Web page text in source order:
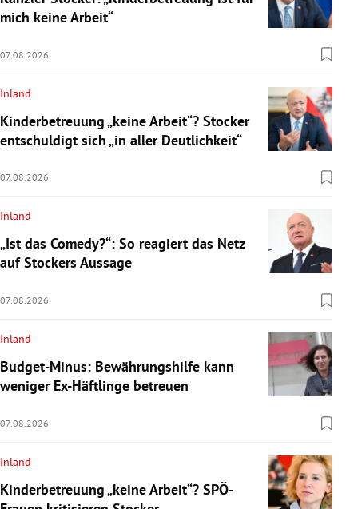
mich keine Arbeit“
07.08.2026
Inland
Kinderbetreuung „keine Arbeit“? Stocker
entschuldigt sich „in aller Deutlichkeit“
07.08.2026
Inland
„Ist das Comedy?“: So reagiert das Netz
auf Stockers Aussage
07.08.2026
Inland
Budget-Minus: Bewährungshilfe kann
weniger Ex-Häftlinge betreuen
07.08.2026
Inland
Kinderbetreuung „keine Arbeit“? SPÖ-